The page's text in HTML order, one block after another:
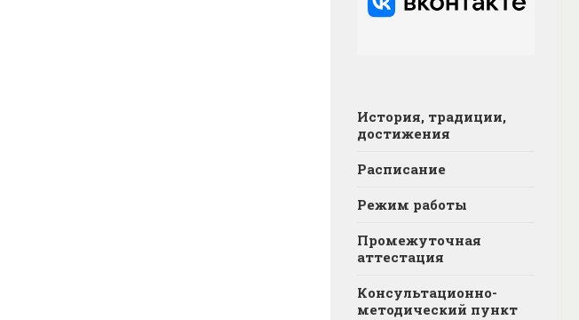
История, традиции,
достижения
Расписание
Режим работы
Промежуточная
аттестация
Консультационно-
методический пункт